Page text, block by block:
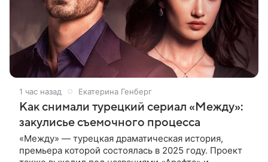
1 час назад Екатерина Генберг
Как снимали турецкий сериал «Между»:
закулисье съемочного процесса
«Между» — турецкая драматическая история,
премьера которой состоялась в 2025 году. Проект